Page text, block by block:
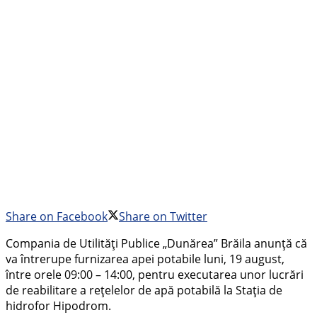
Share on Facebook
Share on Twitter
Compania de Utilități Publice „Dunărea” Brăila anunță că
va întrerupe furnizarea apei potabile luni, 19 august,
între orele 09:00 – 14:00, pentru executarea unor lucrări
de reabilitare a rețelelor de apă potabilă la Stația de
hidrofor Hipodrom.